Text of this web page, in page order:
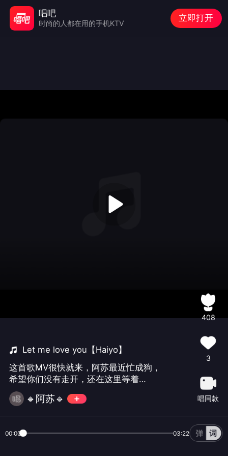
Let me love you【Haiyo】
这首歌MV很快就来，阿苏最近忙成狗，
希望你们没有走开，还在这里等着
我。。❤️
🔸阿苏🔹
408
3
唱同款
00:00 03:22
唱吧
时尚的人都在用的手机KTV
立即打开